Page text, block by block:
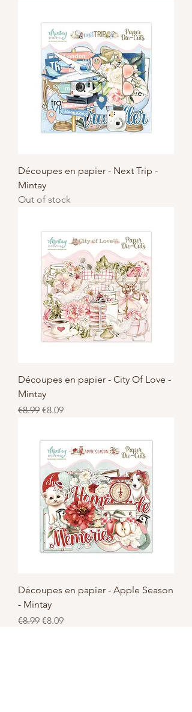
Découpes en papier - Next Trip -
Mintay
Out of stock
Découpes en papier - City Of Love -
Mintay
Regular Price
€8.99 Sale Price
€8.09
Découpes en papier - Apple Season
- Mintay
Regular Price
€8.99 Sale Price
€8.09